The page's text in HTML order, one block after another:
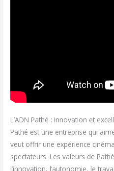
L’ADN Pathé : Innovation et
Pathé est une entreprise qui
veut offrir une expérience
spectateurs. Les valeurs de
l’innovation, l’autonomie, le